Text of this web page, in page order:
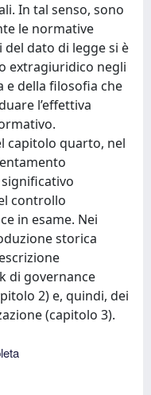
In tal senso, sono
le normative
del dato di legge si è
extragiuridico negli
e della filosofia che
l’effettiva
capitolo quarto, nel
controllo
in esame. Nei
storica
di governance
2) e, quindi, dei
(capitolo 3).